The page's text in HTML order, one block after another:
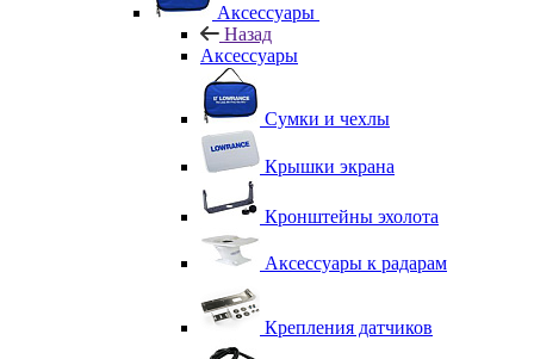
Аксессуары
Назад
Аксессуары
Сумки и чехлы
Крышки экрана
Кронштейны эхолота
Аксессуары к радарам
Крепления датчиков